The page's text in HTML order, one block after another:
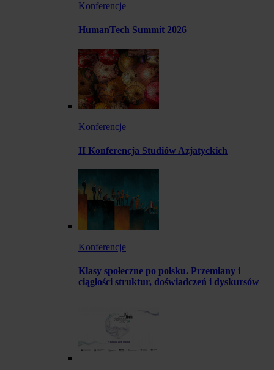
Konferencje
HumanTech Summit 2026
Konferencje
II Konferencja Studiów Azjatyckich
Konferencje
Klasy społeczne po polsku. Przemiany i
ciągłości struktur, doświadczeń i dyskursów